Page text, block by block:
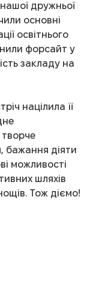
дружньої
основні
освітнього
форсайт у
закладу на
націлила її
творче
бажання діяти
можливості
шляхів
Тож діємо!